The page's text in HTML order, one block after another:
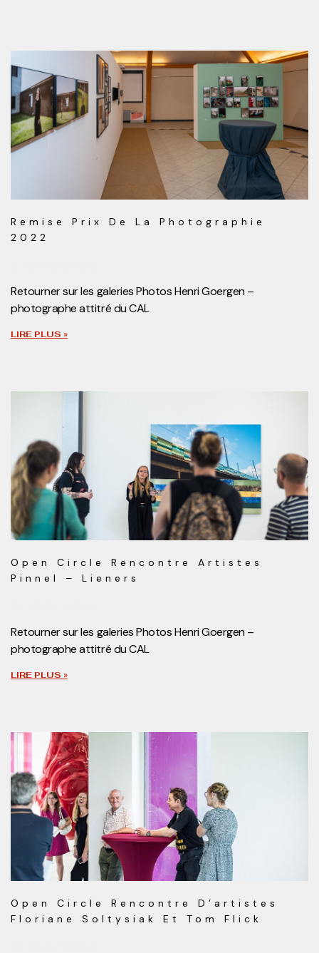
Remise Prix De La Photographie
2022
Retourner sur les galeries Photos Henri Goergen –
photographe attitré du CAL
LIRE PLUS »
Open Circle Rencontre Artistes
Pinnel – Lieners
Retourner sur les galeries Photos Henri Goergen –
photographe attitré du CAL
LIRE PLUS »
Open Circle Rencontre D’artistes
Floriane Soltysiak Et Tom Flick